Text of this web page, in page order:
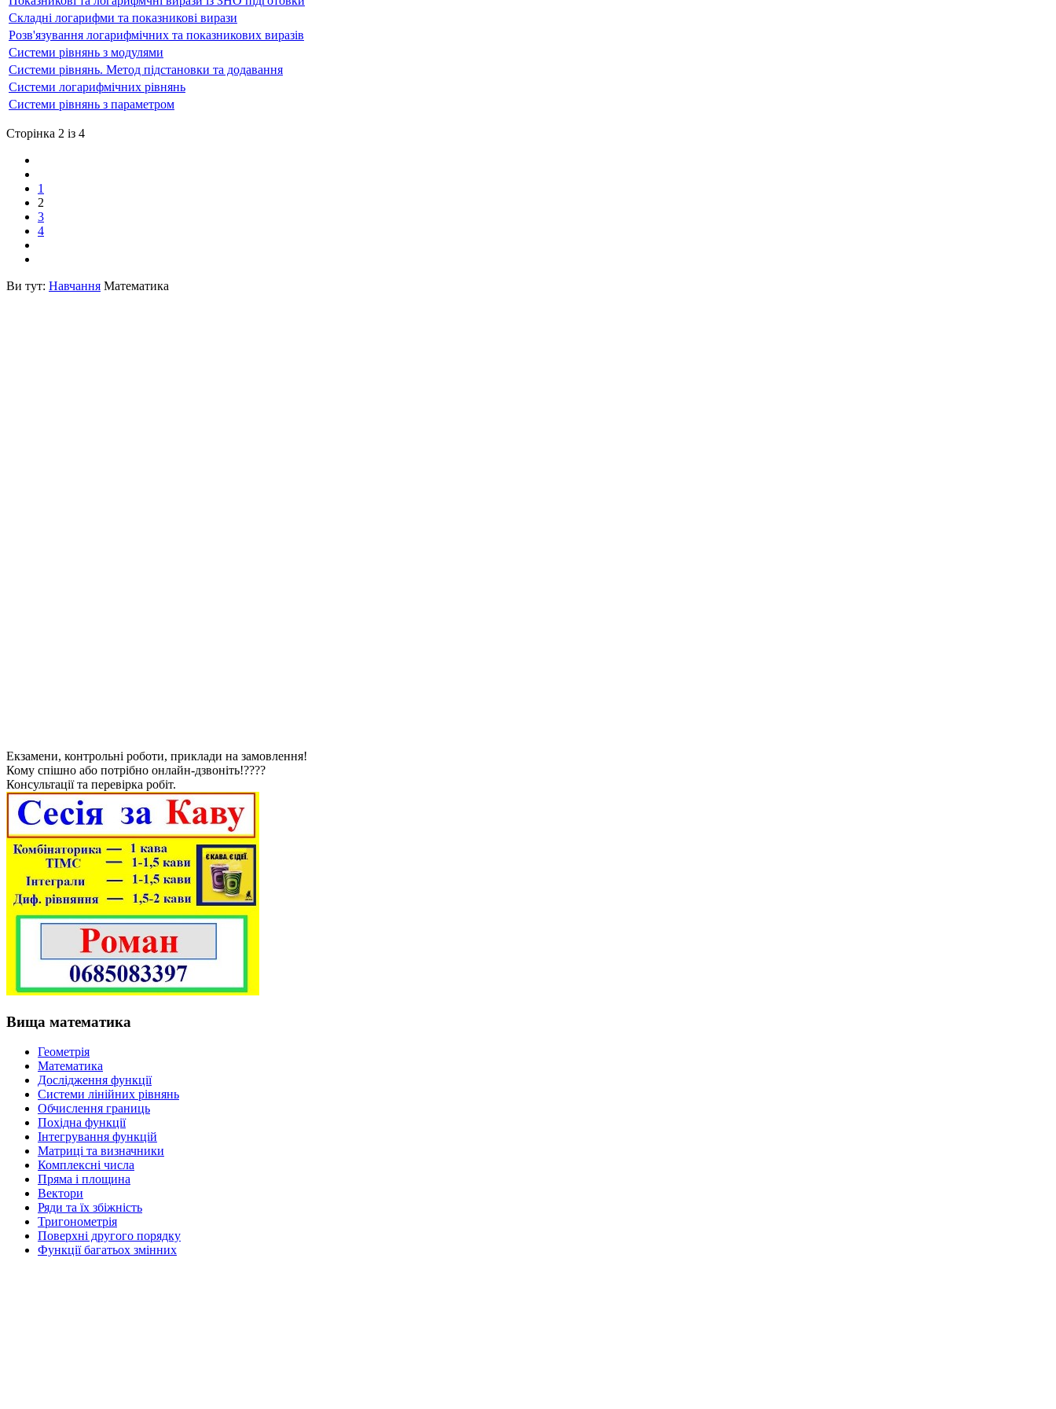
Складні логарифми та показникові вирази
Розв'язування логарифмічних та показникових виразів
Системи рівнянь з модулями
Системи рівнянь. Метод підстановки та додавання
Системи логарифмічних рівнянь
Системи рівнянь з параметром
Сторінка 2 із 4
1
2
3
4
Ви тут: Навчання Математика
Екзамени, контрольні роботи, приклади на замовлення!
Кому спішно або потрібно онлайн-дзвоніть!????
Консультації та перевірка робіт.
Вища математика
Геометрія
Математика
Дослідження функції
Системи лінійних рівнянь
Обчислення границь
Похідна функції
Інтегрування функцій
Матриці та визначники
Комплексні числа
Пряма і площина
Вектори
Ряди та їх збіжність
Тригонометрія
Поверхні другого порядку
Функції багатьох змінних